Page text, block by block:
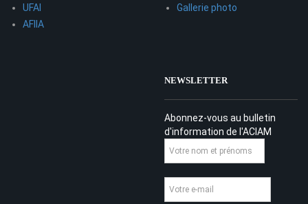
UFAI
AFIIA
Gallerie photo
NEWSLETTER
Abonnez-vous au bulletin
d'information de l'ACIAM